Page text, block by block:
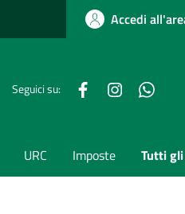
Accedi
Seguici su: FacebookInstagram
URC Imposte Tutti